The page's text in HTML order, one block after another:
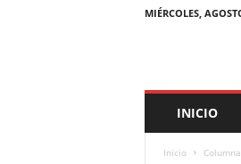
MIÉRCOLES,
p
INICIO
Inicio